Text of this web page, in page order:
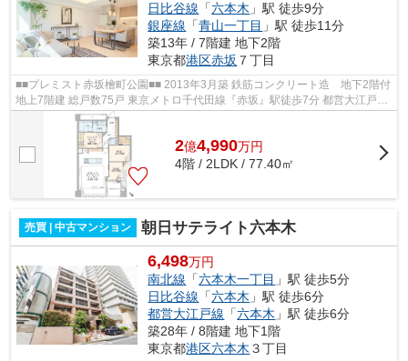
日比谷線 「六本木 」駅 徒歩9分
銀座線 「青山一丁目 」駅 徒歩11分
築13年 / 7階建 地下2階
東京都港区赤坂 ７丁目
■■プレミスト赤坂檜町公園■■ 2013年3月築 鉄筋コンクリート造 地下2階付
地上7階建 総戸数75戸 東京メトロ千代田線『赤坂』駅徒歩7分 都営大江戸
線・東京メトロ日比谷線『六本木』駅...
2億4,990万円
4階 / 2LDK / 77.40㎡
売買 | 中古マンション 朝日サテライト六本木
6,498万円
南北線 「六本木一丁目 」駅 徒歩5分
日比谷線 「六本木 」駅 徒歩6分
都営大江戸線 「六本木 」駅 徒歩6分
築28年 / 8階建 地下1階
東京都港区六本木 ３丁目